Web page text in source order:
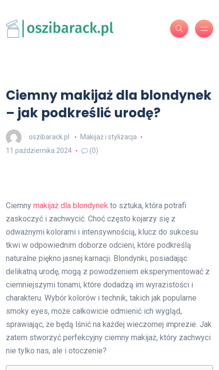
Ciemny makijaż dla blondynek
– jak podkreślić urodę?
oszibarack.pl
Makijaż i stylizacja
11 października 2024
(0)
Ciemny makijaż dla blondynek to sztuka, która potrafi
zaskoczyć i zachwycić. Choć często kojarzy się z
odważnymi kolorami i intensywnością, klucz do sukcesu
tkwi w odpowiednim doborze odcieni, które podkreślą
naturalne piękno jasnej karnacji. Blondynki, posiadając
delikatną urodę, mogą z powodzeniem eksperymentować z
ciemniejszymi tonami, które dodadzą im wyrazistości i
charakteru. Wybór kolorów i technik, takich jak popularne
smoky eyes, może całkowicie odmienić ich wygląd,
sprawiając, że będą lśnić na każdej wieczornej imprezie. Jak
zatem stworzyć perfekcyjny ciemny makijaż, który zachwyci
nie tylko nas, ale i otoczenie?